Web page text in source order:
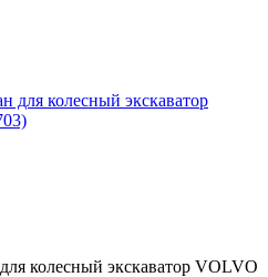
колесный экскаватор VOLVO